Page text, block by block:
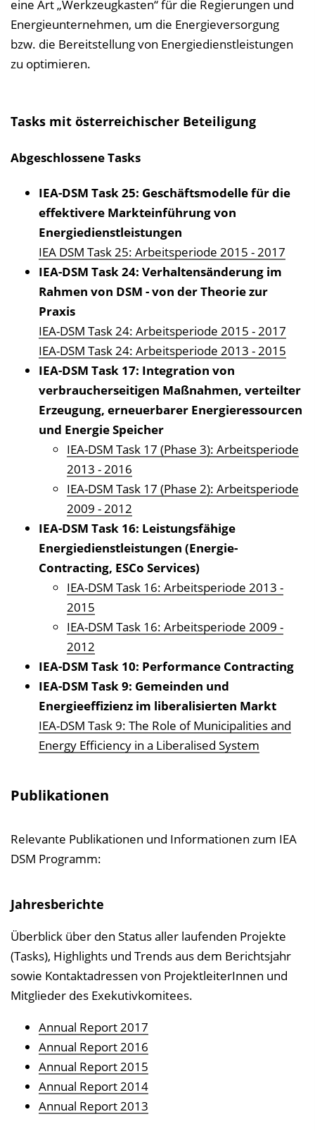
eine Art „Werkzeugkasten“ für die Regierungen und
Energieunternehmen, um die Energieversorgung
bzw. die Bereitstellung von Energiedienstleistungen
zu optimieren.
Tasks mit österreichischer Beteiligung
Abgeschlossene Tasks
IEA-DSM Task 25: Geschäftsmodelle für die
effektivere Markteinführung von
Energiedienstleistungen
IEA DSM Task 25: Arbeitsperiode 2015 - 2017
IEA-DSM Task 24: Verhaltensänderung im
Rahmen von DSM - von der Theorie zur
Praxis
IEA-DSM Task 24: Arbeitsperiode 2015 - 2017
IEA-DSM Task 24: Arbeitsperiode 2013 - 2015
IEA-DSM Task 17: Integration von
verbraucherseitigen Maß­nahmen, verteilter
Erzeugung, erneuerbarer Energieres­sourcen
und Energie Speicher
IEA-DSM Task 17 (Phase 3): Arbeitsperiode
2013 - 2016
IEA-DSM Task 17 (Phase 2): Arbeitsperiode
2009 - 2012
IEA-DSM Task 16: Leistungsfähige
Energiedienst­leistungen (Energie-
Contracting, ESCo Services)
IEA-DSM Task 16: Arbeitsperiode 2013 -
2015
IEA-DSM Task 16: Arbeitsperiode 2009 -
2012
IEA-DSM Task 10: Performance Contracting
IEA-DSM Task 9: Gemeinden und
Energieeffizienz im liberalisierten Markt
IEA-DSM Task 9: The Role of Municipalities and
Energy Efficiency in a Liberalised System
Publikationen
Relevante Publikationen und Informationen zum IEA
DSM Programm:
Jahresberichte
Überblick über den Status aller laufenden Projekte
(Tasks), Highlights und Trends aus dem Berichtsjahr
sowie Kontaktadressen von ProjektleiterInnen und
Mitglieder des Exekutivkomitees.
Annual Report 2017
Annual Report 2016
Annual Report 2015
Annual Report 2014
Annual Report 2013